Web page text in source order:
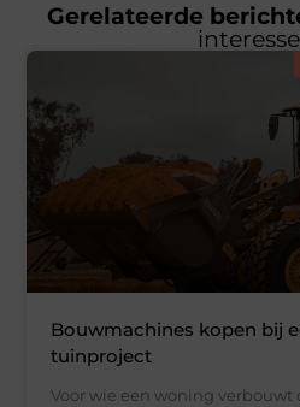
Gerelateerde
Bouwmachines kopen bij
tuinproject
Voor wie een woning